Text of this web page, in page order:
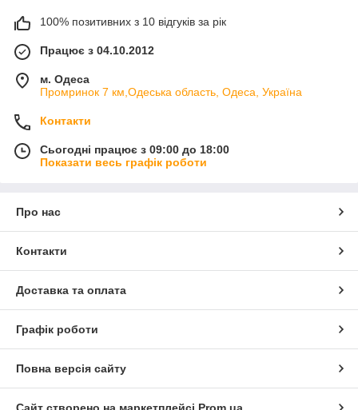
100% позитивних з 10 відгуків за рік
Працює з 04.10.2012
м. Одеса
Промринок 7 км,Одеська область, Одеса, Україна
Контакти
Сьогодні працює з 09:00 до 18:00
Показати весь графік роботи
Про нас
Контакти
Доставка та оплата
Графік роботи
Повна версія сайту